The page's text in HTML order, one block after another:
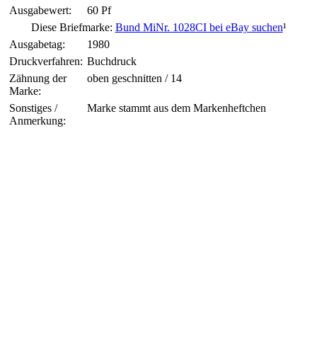
Ausgabewert:
60 Pf
Diese Briefmarke: Bund MiNr. 1028CI bei eBay suchen¹
Ausgabetag:
1980
Druckverfahren: Buchdruck
Zähnung der
Marke:
oben geschnitten / 14
Sonstiges /
Anmerkung:
Marke stammt aus dem Markenheftchen